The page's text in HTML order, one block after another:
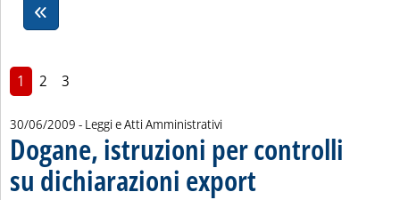
1 2 3
30/06/2009 - Leggi e Atti Amministrativi
Dogane, istruzioni per controlli
su dichiarazioni export